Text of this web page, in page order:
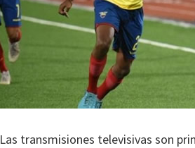
Las transmisiones televisivas son